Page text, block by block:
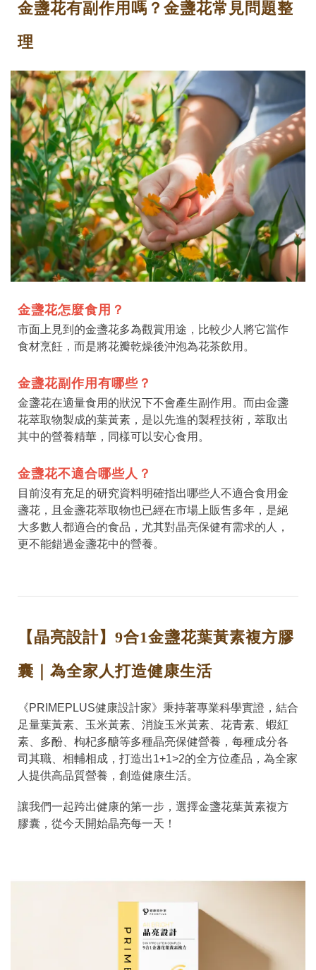
金盞花有副作用嗎？金盞花常見問題整
理
金盞花怎麼食用？
市面上見到的金盞花多為觀賞用途，比較少人將它當作
食材烹飪，而是將花瓣乾燥後沖泡為花茶飲用。
金盞花副作用有哪些？
金盞花在適量食用的狀況下不會產生副作用。而由金盞
花萃取物製成的葉黃素，是以先進的製程技術，萃取出
其中的營養精華，同樣可以安心食用。
金盞花不適合哪些人？
目前沒有充足的研究資料明確指出哪些人不適合食用金
盞花，且金盞花萃取物也已經在市場上販售多年，是絕
大多數人都適合的食品，尤其對晶亮保健有需求的人，
更不能錯過金盞花中的營養。
【晶亮設計】9合1金盞花葉黃素複方膠
囊｜為全家人打造健康生活
《PRIMEPLUS健康設計家》 秉持著專業科學實證，結合
足量葉黃素、玉米黃素、消旋玉米黃素、花青素、蝦紅
素、多酚、枸杞多醣等多種晶亮保健營養，每種成分各
司其職、相輔相成，打造出1+1>2的全方位產品，為全家
人提供高品質營養，創造健康生活。
讓我們一起跨出健康的第一步，選擇金盞花葉黃素複方
膠囊 ，從今天開始晶亮每一天！